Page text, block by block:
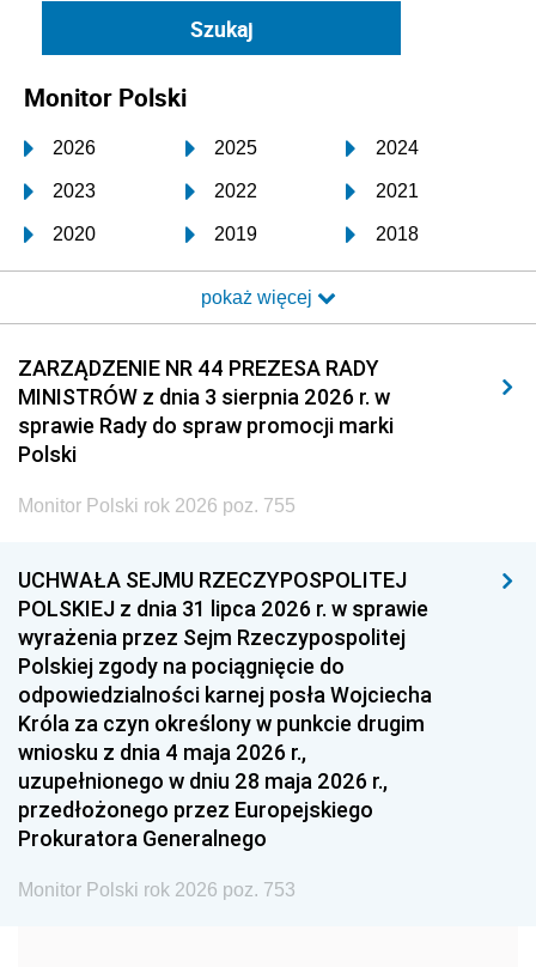
Monitor Polski
2026 2025 2024
2023 2022 2021
2020 2019 2018
2017 2016 2015
2014 2013 2012
2011 2010 2009
2008 2007 2006
2005
1996 1995 1994
1993 1992 1991
1990 1989
1987 1986 1985
1984 1983
1981 1980 1979
1978 1977
1975 1974
pokaż więcej
ZARZĄDZENIE NR 44 PREZESA RADY
MINISTRÓW z dnia 3 sierpnia 2026 r. w
sprawie Rady do spraw promocji marki
Polski
Monitor Polski rok 2026 poz. 755
UCHWAŁA SEJMU RZECZYPOSPOLITEJ
POLSKIEJ z dnia 31 lipca 2026 r. w sprawie
wyrażenia przez Sejm Rzeczypospolitej
Polskiej zgody na pociągnięcie do
odpowiedzialności karnej posła Wojciecha
Króla za czyn określony w punkcie drugim
wniosku z dnia 4 maja 2026 r.,
uzupełnionego w dniu 28 maja 2026 r.,
przedłożonego przez Europejskiego
Prokuratora Generalnego
Monitor Polski rok 2026 poz. 753